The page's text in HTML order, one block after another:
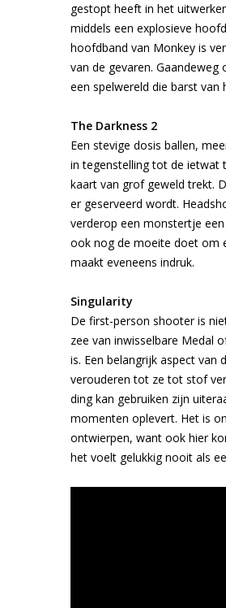
gestopt heeft in het
middels een explosieve
hoofdband van Monkey is
van de gevaren.
een spelwereld die barst van
The Darkness 2
Een stevige dosis ballen,
in tegenstelling tot de ietwat
kaart van grof geweld trekt.
er geserveerd wordt.
verderop een monstertje
ook nog de moeite doet om
maakt eveneens indruk.
Singularity
De first-person shooter is
zee van inwisselbare Medal
is. Een belangrijk aspect van
verouderen tot ze tot stof
ding kan gebruiken zijn
momenten oplevert. Het is
ontwierpen, want ook hier
het voelt gelukkig nooit als